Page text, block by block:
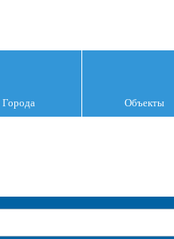
Города Объекты